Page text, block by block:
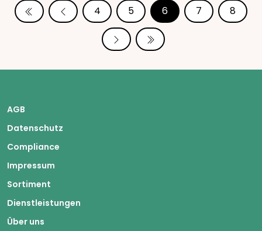
4 5 6 7 8
AGB
Datenschutz
Compliance
Impressum
Sortiment
Dienstleistungen
Über uns